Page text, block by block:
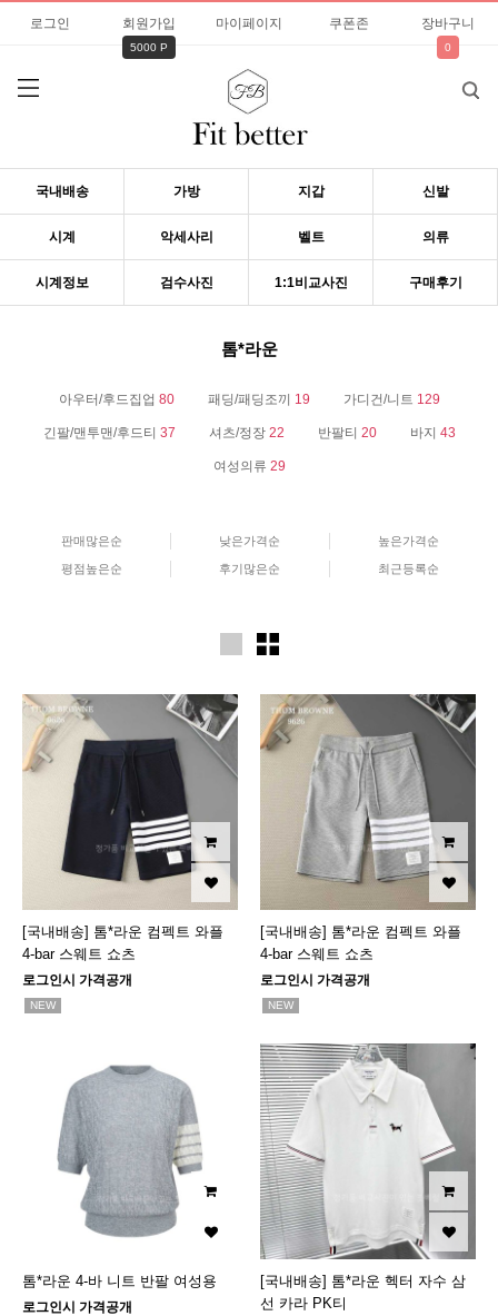
로그인 회원가입
5000 P
마이페이지 쿠폰존 장바구니
0
국내배송 가방 지갑 신발
시계 악세사리 벨트 의류
시계정보 검수사진 1:1비교사진 구매후기
톰*라운
아우터/후드집업 80 패딩/패딩조끼 19 가디건/니트 129
긴팔/맨투맨/후드티 37 셔츠/정장 22 반팔티 20 바지 43
여성의류 29
판매많은순 낮은가격순 높은가격순
평점높은순 후기많은순 최근등록순
[국내배송] 톰*라운 컴펙트 와플
4-bar 스웨트 쇼츠
로그인시 가격공개
NEW
[국내배송] 톰*라운 컴펙트 와플
4-bar 스웨트 쇼츠
로그인시 가격공개
NEW
톰*라운 4-바 니트 반팔 여성용
로그인시 가격공개
[국내배송] 톰*라운 헥터 자수 삼
선 카라 PK티